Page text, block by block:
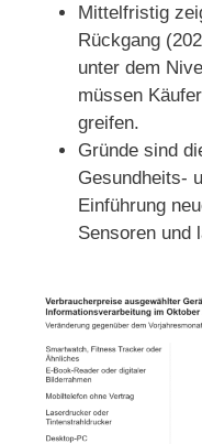
Mittelfristig
Rückgang
unter dem
müssen
greifen.
Gründe sind
Gesundheits-
Einführung
Sensoren und